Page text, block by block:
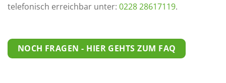
telefonisch erreichbar unter: 0228 28617119.
NOCH FRAGEN - HIER GEHTS ZUM FAQ